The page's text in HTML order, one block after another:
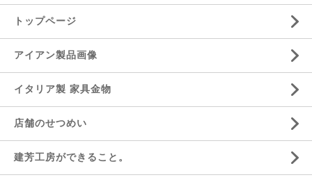
トップページ
アイアン製品画像
イタリア製 家具金物
店舗のせつめい
建芳工房ができること。